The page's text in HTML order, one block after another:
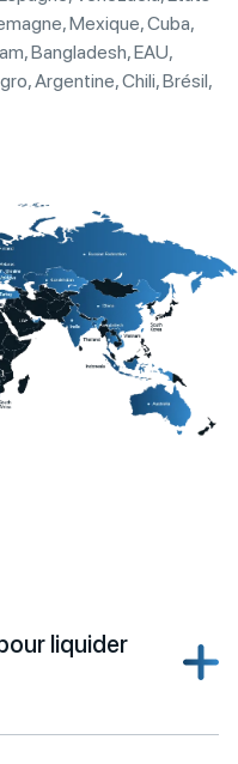
Mexique, Cuba,
Bangladesh, EAU,
Argentine, Chili, Brésil,
liquider